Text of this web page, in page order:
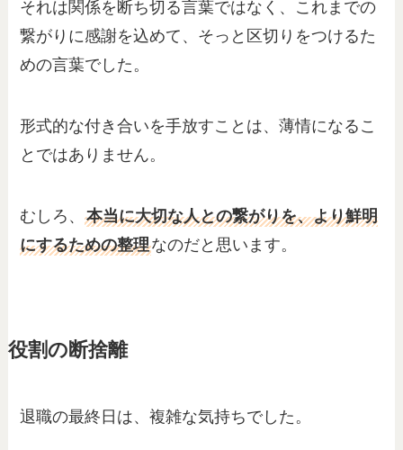
それは関係を断ち切る言葉ではなく、これまでの
繋がりに感謝を込めて、そっと区切りをつけるた
めの言葉でした。
形式的な付き合いを手放すことは、薄情になるこ
とではありません。
むしろ、本当に大切な人との繋がりを、より鮮明
にするための整理なのだと思います。
役割の断捨離
退職の最終日は、複雑な気持ちでした。